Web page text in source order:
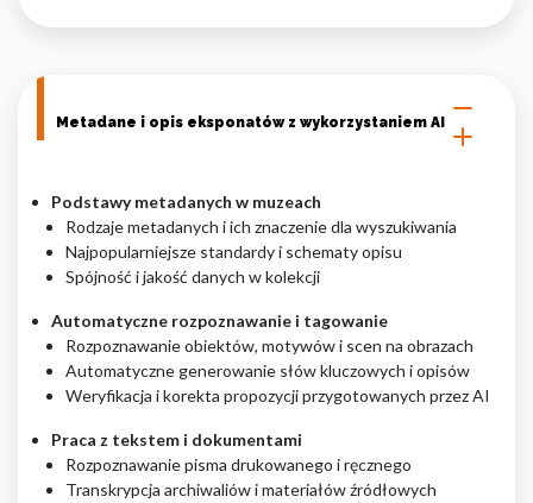
Metadane i opis eksponatów z wykorzystaniem AI
Podstawy metadanych w muzeach
Rodzaje metadanych i ich znaczenie dla wyszukiwania
Najpopularniejsze standardy i schematy opisu
Spójność i jakość danych w kolekcji
Automatyczne rozpoznawanie i tagowanie
Rozpoznawanie obiektów, motywów i scen na obrazach
Automatyczne generowanie słów kluczowych i opisów
Weryfikacja i korekta propozycji przygotowanych przez AI
Praca z tekstem i dokumentami
Rozpoznawanie pisma drukowanego i ręcznego
Transkrypcja archiwaliów i materiałów źródłowych